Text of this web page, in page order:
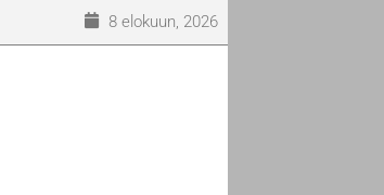
8 elokuun, 2026